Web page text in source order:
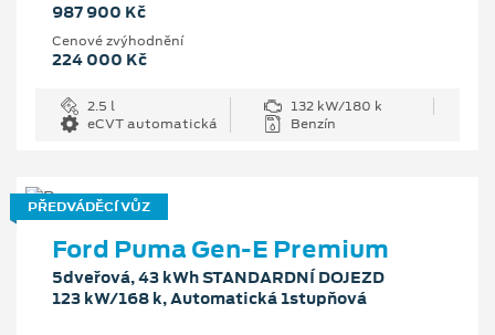
987 900 Kč
Cenové zvýhodnění
224 000 Kč
2.5 l
132 kW/180 k
eCVT automatická
Benzín
PŘEDVÁDĚCÍ VŮZ
Ford Puma Gen-E Premium
5dveřová, 43 kWh STANDARDNÍ DOJEZD
123 kW/168 k, Automatická 1stupňová